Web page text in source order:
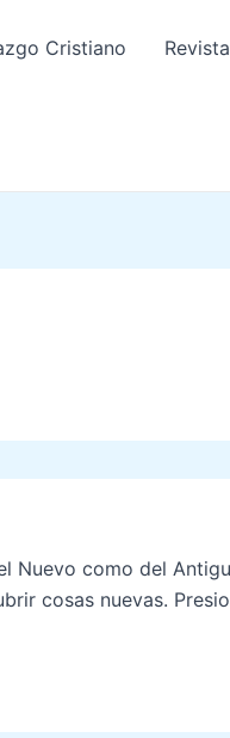
Cristiano
Nuevo como del
cosas nuevas.